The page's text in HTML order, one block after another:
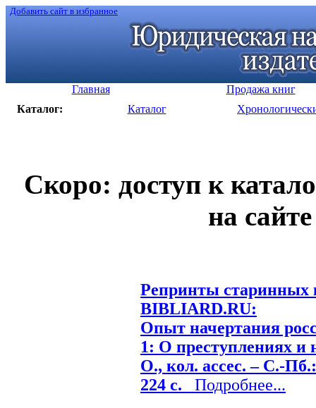
Добавить сайт в избранное
Главная
Продажа книг
Каталог:
Каталог
Скоро: доступ к
на
Репринты старинных
BIBLIARD.RU:
Опыт начертания
1: О преступлениях и
О., кол. ассес. – С.-
224 с. Подробнее...